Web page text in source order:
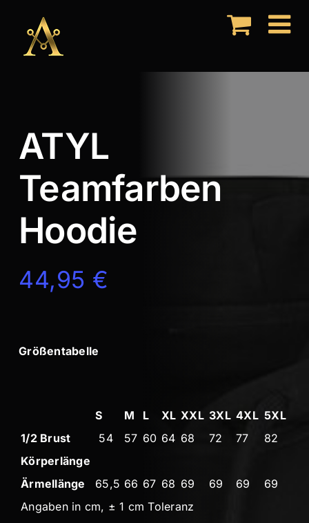
Inhalt
springen
ATYL
Teamfarben
Hoodie
44,95 €
Größentabelle
S M L XL XXL 3XL 4XL 5XL
1/2 Brust
54 57 60 64 68 72 77
82
Körperlänge
Ärmellänge
65,5 66 67 68 69 69 69
69
Angaben in cm, ± 1 cm Toleranz